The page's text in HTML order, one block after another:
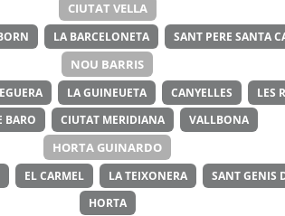
CIUTAT VELLA
LA BARCELONETA SANT PERE SANTA
NOU BARRIS
LA GUINEUETA CANYELLES LES
BARO
CIUTAT MERIDIANA VALLBONA
HORTA GUINARDO
EL CARMEL LA TEIXONERA SANT GENIS
HORTA